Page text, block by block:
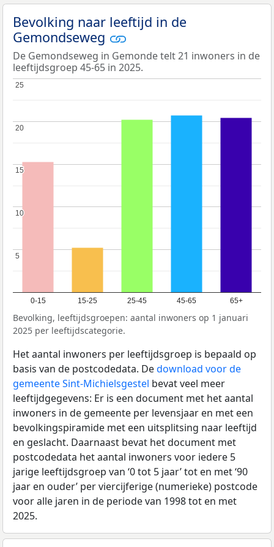
Bevolking naar leeftijd in de
Gemondseweg
De Gemondseweg in Gemonde telt 21 inwoners in de
leeftijdsgroep 45-65 in 2025.
0-15 15-25 25-45 45-65 65+
5
5
10
10
15
15
20
20
25
25
Bevolking, leeftijdsgroepen: aantal inwoners op 1 januari
2025 per leeftijdscategorie.
Het aantal inwoners per leeftijdsgroep is bepaald op
basis van de postcodedata. Dedownload voor de
gemeente Sint-Michielsgestel bevat veel meer
leeftijdgegevens: Er is een document met het aantal
inwoners in de gemeente per levensjaar en met een
bevolkingspiramide met een uitsplitsing naar leeftijd
en geslacht. Daarnaast bevat het document met
postcodedata het aantal inwoners voor iedere 5
jarige leeftijdsgroep van ‘0 tot 5 jaar’ tot en met ‘90
jaar en ouder’ per viercijferige (numerieke) postcode
voor alle jaren in de periode van 1998 tot en met
2025.